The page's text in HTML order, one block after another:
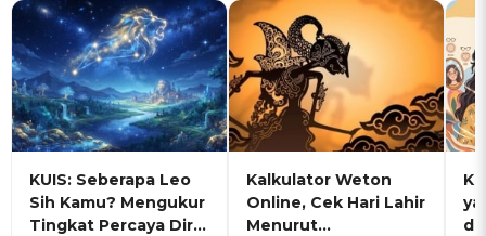
KUIS: Seberapa Leo
Sih Kamu? Mengukur
Tingkat Percaya Diri
Kalkulator Weton
Online, Cek Hari Lahir
Menurut